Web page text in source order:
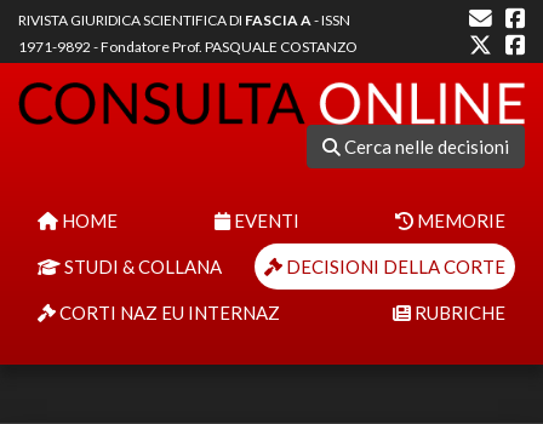
RIVISTA GIURIDICA SCIENTIFICA DI FASCIA A- ISSN
1971-9892 - Fondatore Prof. PASQUALE COSTANZO
Cerca nelle decisioni
HOME EVENTI MEMORIE
STUDI & COLLANA DECISIONI DELLA CORTE
CORTI NAZ EU INTERNAZ RUBRICHE